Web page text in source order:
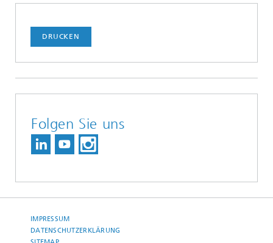
DRUCKEN
Folgen Sie uns
IMPRESSUM
DATENSCHUTZERKLÄRUNG